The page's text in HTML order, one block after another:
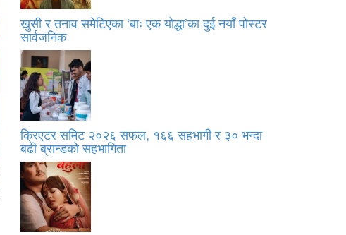
खुसी र तनाव समेटिएका ‘बाः एक योद्धा’का दुई नयाँ पोस्टर
सार्वजनिक
क्रिएटर समिट २०२६ सफल, १६६ सहभागी र ३० भन्दा
बढी ब्रान्डको सहभागिता